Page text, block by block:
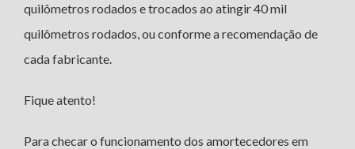
quilômetros rodados e trocados ao atingir 40 mil
quilômetros rodados, ou conforme a recomendação de
cada fabricante.
Fique atento!
Para checar o funcionamento dos amortecedores em